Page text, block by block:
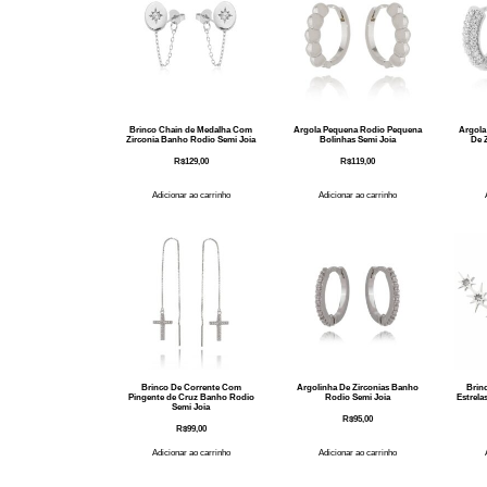
Brinco Chain de Medalha Com
Zirconia Banho Rodio Semi Joia
R$129,00
Adicionar ao carrinho
Argola Pequena Rodio Pequena
Bolinhas Semi Joia
R$119,00
Adicionar ao carrinho
Argola
De
Brinco De Corrente Com
Pingente de Cruz Banho Rodio
Semi Joia
R$99,00
Adicionar ao carrinho
Argolinha De Zirconias Banho
Rodio Semi Joia
R$95,00
Adicionar ao carrinho